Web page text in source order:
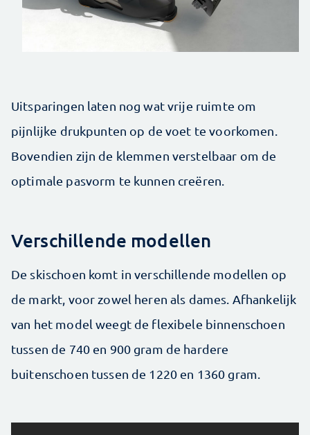
Uitsparingen laten nog wat vrije ruimte om
pijnlijke drukpunten op de voet te voorkomen.
Bovendien zijn de klemmen verstelbaar om de
optimale pasvorm te kunnen creëren.
Verschillende modellen
De skischoen komt in verschillende modellen op
de markt, voor zowel heren als dames. Afhankelijk
van het model weegt de flexibele binnenschoen
tussen de 740 en 900 gram de hardere
buitenschoen tussen de 1220 en 1360 gram.